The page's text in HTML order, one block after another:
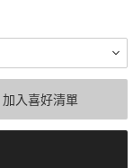
加入喜好清單